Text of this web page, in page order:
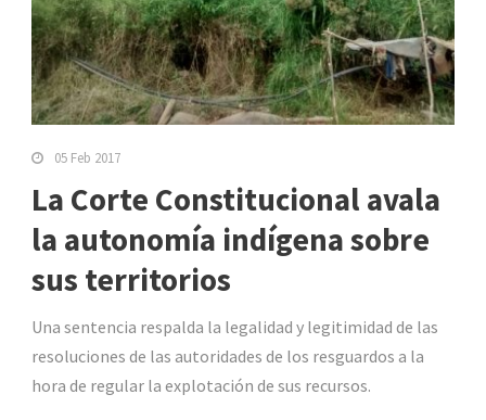
05 Feb 2017
La Corte Constitucional avala
la autonomía indígena sobre
sus territorios
Una sentencia respalda la legalidad y legitimidad de las
resoluciones de las autoridades de los resguardos a la
hora de regular la explotación de sus recursos.